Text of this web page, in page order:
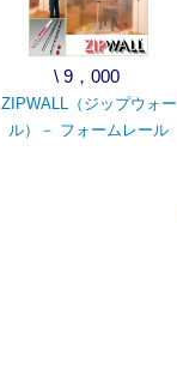
\ 9，000
ZIPWALL（ジップウォー
ル）－ フォームレール